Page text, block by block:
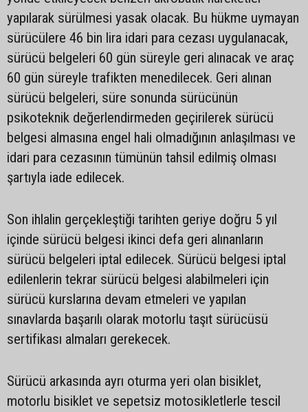
yapılarak sürülmesi yasak olacak. Bu hükme uymayan
sürücülere 46 bin lira idari para cezası uygulanacak,
sürücü belgeleri 60 gün süreyle geri alınacak ve araç
60 gün süreyle trafikten menedilecek. Geri alınan
sürücü belgeleri, süre sonunda sürücünün
psikoteknik değerlendirmeden geçirilerek sürücü
belgesi almasına engel hali olmadığının anlaşılması ve
idari para cezasının tümünün tahsil edilmiş olması
şartıyla iade edilecek.
Son ihlalin gerçekleştiği tarihten geriye doğru 5 yıl
içinde sürücü belgesi ikinci defa geri alınanların
sürücü belgeleri iptal edilecek. Sürücü belgesi iptal
edilenlerin tekrar sürücü belgesi alabilmeleri için
sürücü kurslarına devam etmeleri ve yapılan
sınavlarda başarılı olarak motorlu taşıt sürücüsü
sertifikası almaları gerekecek.
Sürücü arkasında ayrı oturma yeri olan bisiklet,
motorlu bisiklet ve sepetsiz motosikletlerle tescil